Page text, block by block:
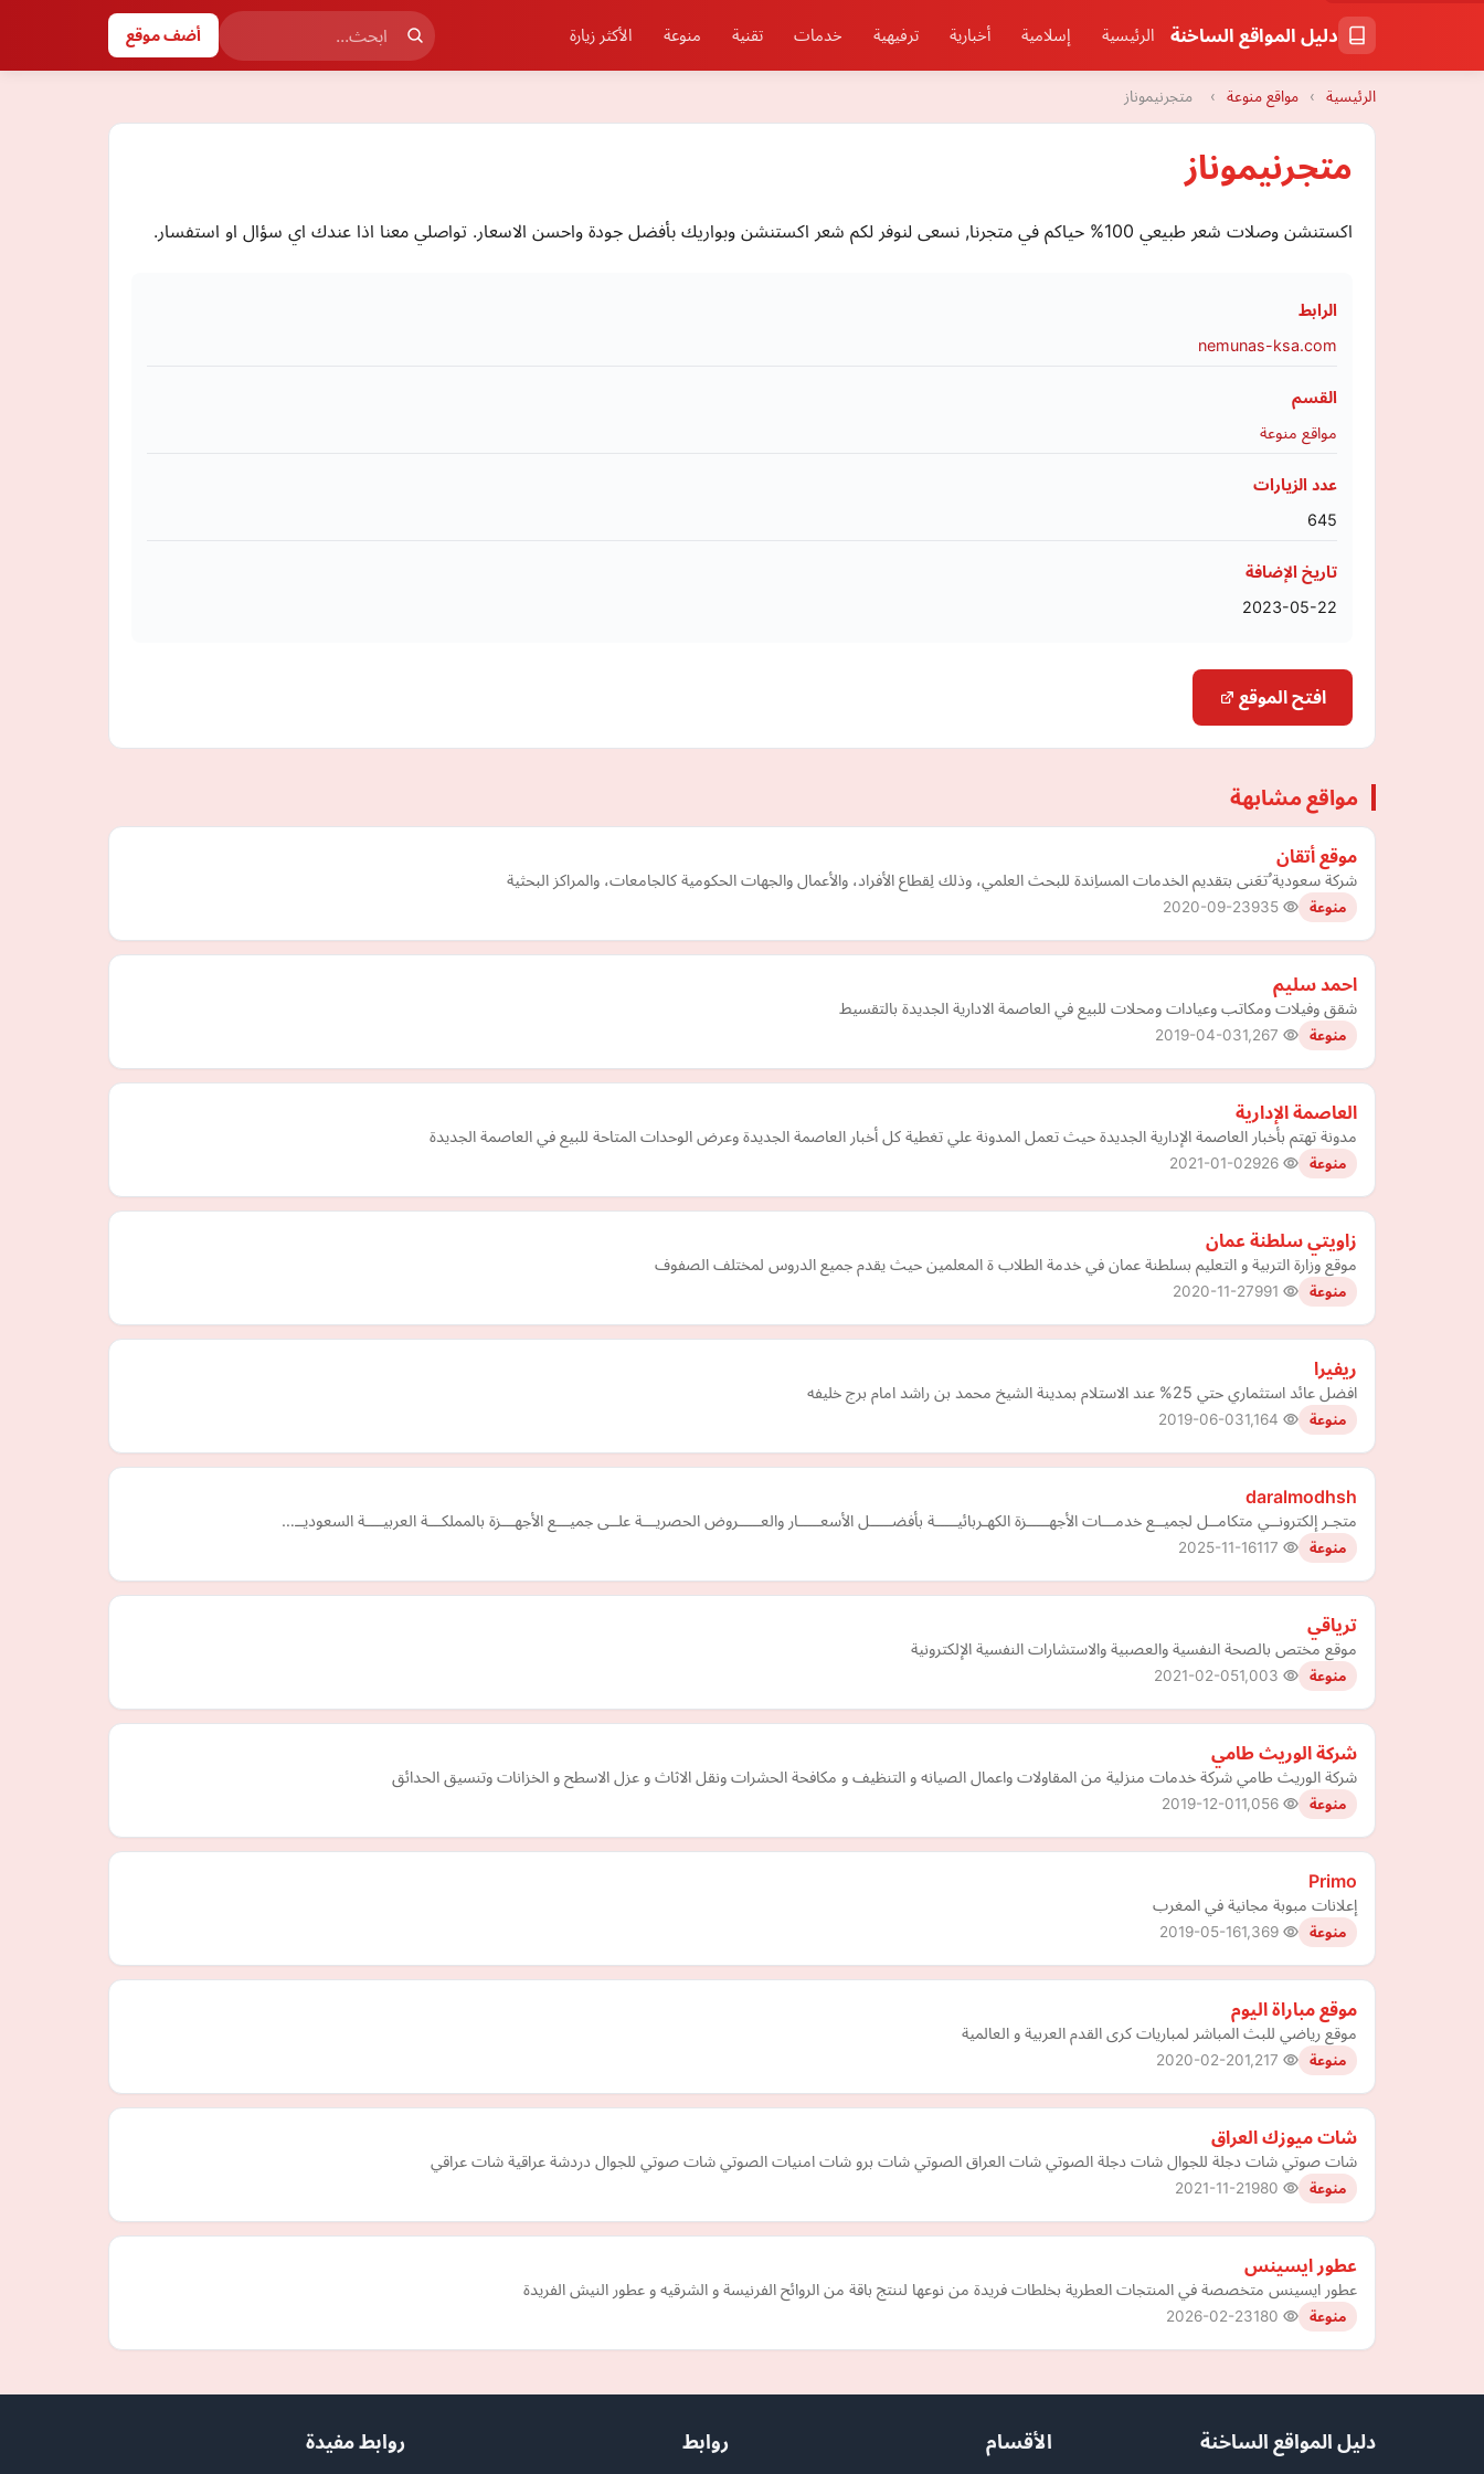
دليل المواقع الساخنة الرئيسية إسلامية أخبارية ترفيهية خدمات تقنية منوعة الأكثر زيارة أضف موقع
الرئيسية › مواقع منوعة › متجرنيموناز
متجرنيموناز
اكستنشن وصلات شعر طبيعي 100% حياكم في متجرنا, نسعى لنوفر لكم شعر اكستنشن وبواريك بأفضل جودة واحسن الاسعار. تواصلي معنا اذا عندك اي سؤال او استفسار.
الرابط
nemunas-ksa.com
القسم
مواقع منوعة
عدد الزيارات
645
تاريخ الإضافة
2023-05-22
افتح الموقع
مواقع مشابهة
موقع أتقان
شركة سعودية ُتعَنى بتقديم الخدمات المساِندة للبحث العلمي، وذلك لِقطاع الأفراد، والأعمال والجهات الحكومية كالجامعات، والمراكز البحثية
منوعة 2020-09-23
احمد سليم
شقق وفيلات ومكاتب وعيادات ومحلات للبيع في العاصمة الادارية الجديدة بالتقسيط
منوعة 2019-04-03
العاصمة الإدارية
مدونة تهتم بأخبار العاصمة الإدارية الجديدة حيث تعمل المدونة علي تغطية كل أخبار العاصمة الجديدة وعرض الوحدات المتاحة للبيع في العاصمة الجديدة
منوعة 2021-01-02
زاويتي سلطنة عمان
موقع وزارة التربية و التعليم بسلطنة عمان في خدمة الطلاب ة المعلمين حيث يقدم جميع الدروس لمختلف الصفوف
منوعة 2020-11-27
ريفيرا
افضل عائد استثماري حتي 25% عند الاستلام بمدينة الشيخ محمد بن راشد امام برج خليفه
منوعة 2019-06-03
daralmodhsh
متجـر إلكترونــي متكامــل لجميــع خدمـــات الأجهـــــزة الكهـربائيـــــة بأفضـــــل الأسعـــــار والعـــــروض الحصريـــة علــى جميـــع الأجهـــزة بالمملكـــة العربيــــة السعوديــ…
منوعة 2025-11-16
ترياقي
موقع مختص بالصحة النفسية والعصبية والاستشارات النفسية الإلكترونية
منوعة 2021-02-05
شركة الوريث طامي
شركة الوريث طامي شركة خدمات منزلية من المقاولات واعمال الصيانه و التنظيف و مكافحة الحشرات ونقل الاثاث و عزل الاسطح و الخزانات وتنسيق الحدائق
منوعة 2019-12-01
Primo
إعلانات مبوبة مجانية في المغرب
منوعة 2019-05-16
موقع مباراة اليوم
موقع رياضي للبث المباشر لمباريات كرى القدم العربية و العالمية
منوعة 2020-02-20
شات ميوزك العراق
شات صوتي شات دجلة للجوال شات دجلة الصوتي شات العراق الصوتي شات برو شات امنيات الصوتي شات صوتي للجوال دردشة عراقية شات عراقي
منوعة 2021-11-21
عطور ايسينس
عطور ايسينس متخصصة في المنتجات العطرية بخلطات فريدة من نوعها لننتج باقة من الروائح الفرنيسة و الشرقيه و عطور النيش الفريدة
منوعة 2026-02-23
دليل المواقع الساخنة الأقسام روابط روابط مفيدة